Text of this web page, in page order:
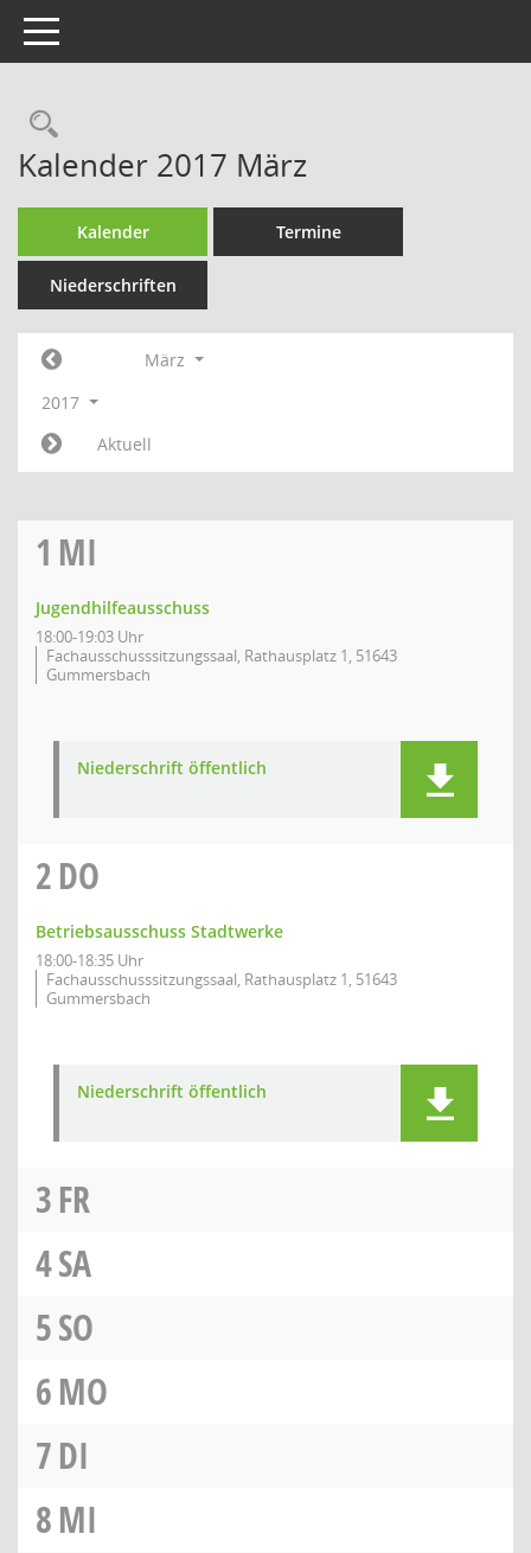
Toggle navigation
Rechercheauswahl
Kalender 2017 März
Kalender Termine
Niederschriften
März
2017
Aktuell
1 MI
Jugendhilfeausschuss
18:00-19:03 Uhr
Fachausschusssitzungssaal, Rathausplatz 1, 51643
Gummersbach
Niederschrift öffentlich
2DO
Betriebsausschuss Stadtwerke
18:00-18:35 Uhr
Fachausschusssitzungssaal, Rathausplatz 1, 51643
Gummersbach
Niederschrift öffentlich
3FR
4SA
5SO
6MO
7DI
8MI